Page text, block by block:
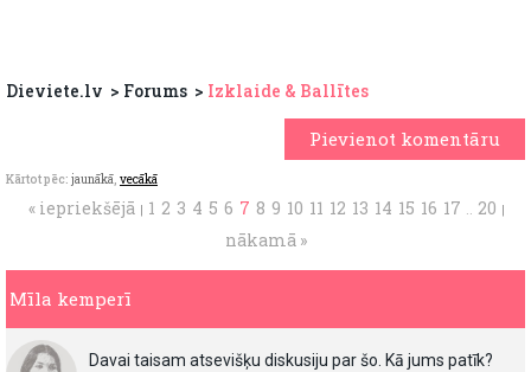
Dieviete.lv Forums Izklaide & Ballītes
Pievienot komentāru
Kārtot pēc: jaunākā, vecākā
« iepriekšējā 1 2 3 4 5 6 7 8 9 10 11 12 13 14 15 16 17 .. 20
nākamā »
Mīla kemperī
Davai taisam atsevišķu diskusiju par šo. Kā jums patīk?